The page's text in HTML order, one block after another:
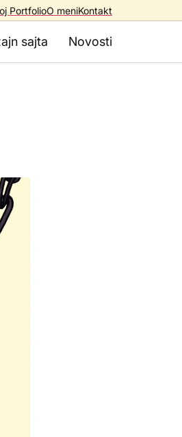
PortfolioO meniKontakt
sajta Novosti